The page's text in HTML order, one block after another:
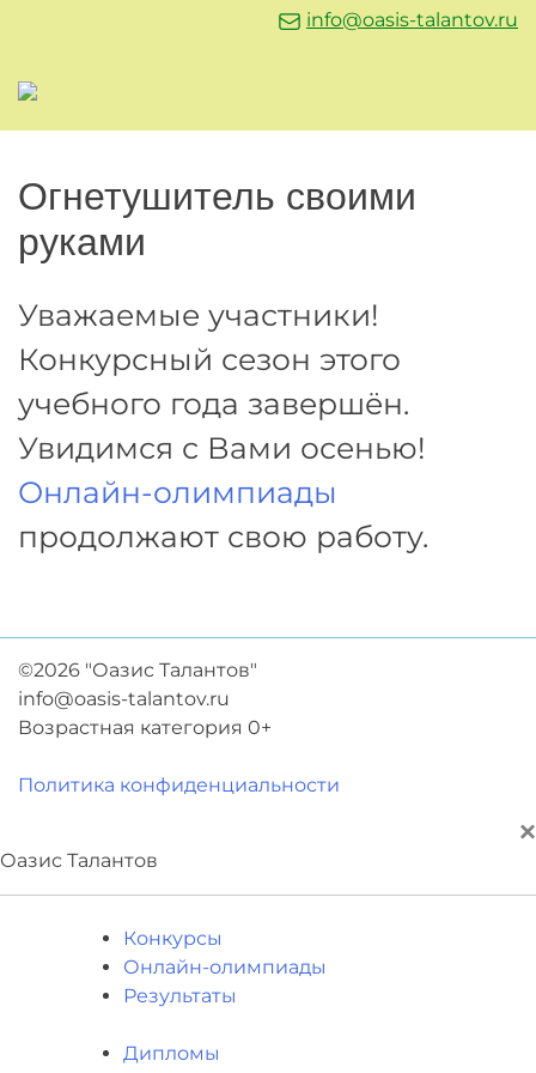
info@oasis-talantov.ru
Огнетушитель своими
руками
Уважаемые участники!
Конкурсный сезон этого
учебного года завершён.
Увидимся с Вами осенью!
Онлайн-олимпиады
продолжают свою работу.
©2026 "Оазис Талантов"
info@oasis-talantov.ru
Возрастная категория 0+
Политика конфиденциальности
×
Оазис Талантов
Конкурсы
Онлайн-олимпиады
Результаты
Дипломы